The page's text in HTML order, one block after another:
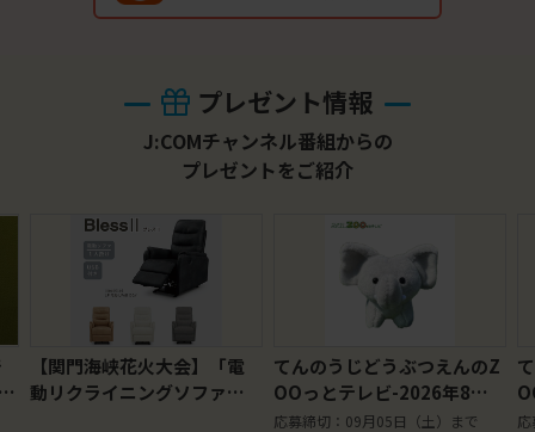
プレゼント情報
J:COMチャンネル番組からの
プレゼントをご紹介
【関門海峡花火大会】「電
動リクライニングソファ」2
てんのうじどうぶつえんのZ
OOっとテレビ-2026年8月
視聴者プレゼント！ クイズ
応募締切：09月05日（土）まで